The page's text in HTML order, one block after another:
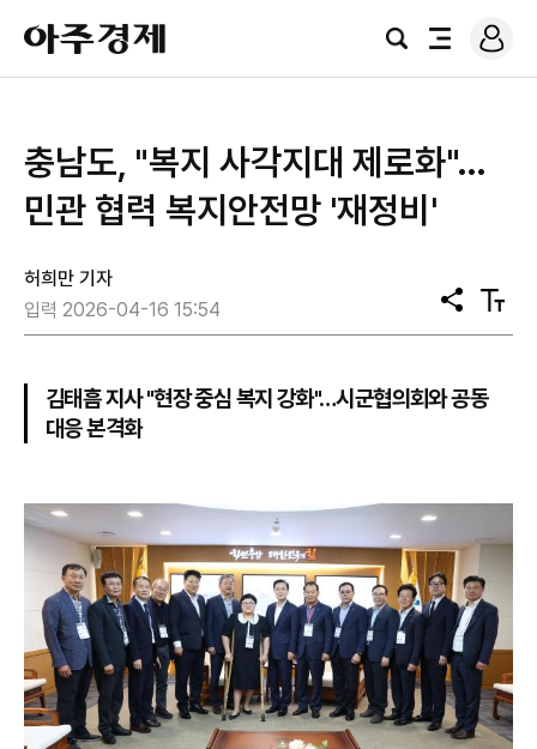
아
주
경
검
전
로
그
충남도, "복지 사각지대 제로화"…
민관 협력 복지안전망 '재정비'
허희만 기자
입력 2026-04-16 15:54
공
유
텍
스
김태흠 지사 "현장 중심 복지 강화"…시군협의회와 공동
대응 본격화